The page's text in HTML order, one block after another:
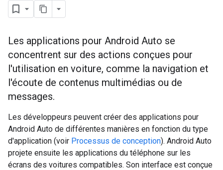
Les applications pour Android Auto se
concentrent sur des actions conçues pour
l'utilisation en voiture, comme la navigation et
l'écoute de contenus multimédias ou de
messages.
Les développeurs peuvent créer des applications pour
Android Auto de différentes manières en fonction du type
d'application (voir Processus de conception). Android Auto
projete ensuite les applications du téléphone sur les
écrans des voitures compatibles. Son interface est conçue